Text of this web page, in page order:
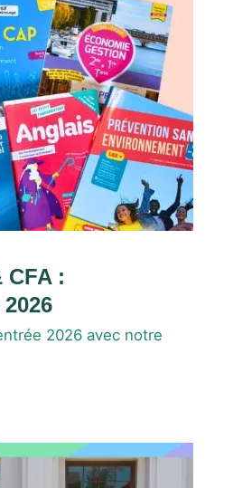
CFA :
2026 avec notre